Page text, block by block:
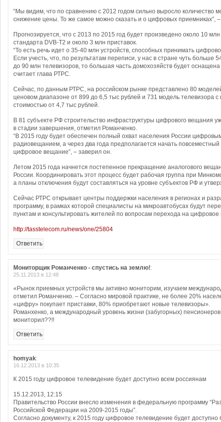
“Мы видим, что по сравнению с 2012 годом сильно выросло количество
снижение цены. То же самое можно сказать и о цифровых приемниках”,
Прогнозируется, что с 2013 по 2015 год будет произведено около 10
стандарта DVB-T2 и около 3 млн приставок.
“То есть речь идет о 35-40 млн устройств, способных принимать
Если учесть, что, по результатам переписи, у нас в стране чуть больше
до 90 млн телевизоров, то большая часть домохозяйств будет оснащена
считает глава РТРС.
Сейчас, по данным РТРС, на российском рынке представлено 80
ценовом диапазоне от 899 до 6,5 тыс рублей и 731 модель телевизора
стоимостью от 4,7 тыс рублей.
В 81 субъекте РФ строительство инфраструктуры цифрового вещания
в стадии завершения, отметил Романченко.
“В 2015 году будет обеспечен полный охват населения России
радиовещанием, а через два года предполагается начать повсеместный
цифровое вещание”, – заверил он.
Летом 2015 года начнется постепенное прекращение аналогового
России. Координировать этот процесс будет рабочая группа при
а планы отключения будут составляться на уровне субъектов РФ и
Сейчас РТРС открывает центры поддержки населения в регионах и
программу, в рамках которой специалисты на микроавтобусах будут
пунктам и консультировать жителей по вопросам перехода на
http://tasstelecom.ru/news/one/25804
Ответить
Мониторщик Романченко - спустись на землю!:
25.11.2013 в 12:48
«Рынок приемных устройств мы активно мониторим, изучаем
отметил Романченко. – Согласно мировой практике, не более 20%
«цифру» покупает приставки, 80% приобретают новые телевизоры».
Романxенко, а международный уровень жизни (забугорных)
мониторил??!!
Ответить
homyak:
16.12.2013 в 10:35
К 2015 году цифровое телевидение будет доступно всем россиянам
15.12.2013, 12:15
Правительство России внесло изменения в федеральную программу
Российской Федерации на 2009-2015 годы”.
Согласно документу, к 2015 году цифровое телевидение будет